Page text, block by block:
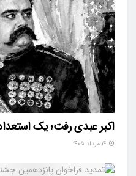
اکبر عبدی رفت؛ یک